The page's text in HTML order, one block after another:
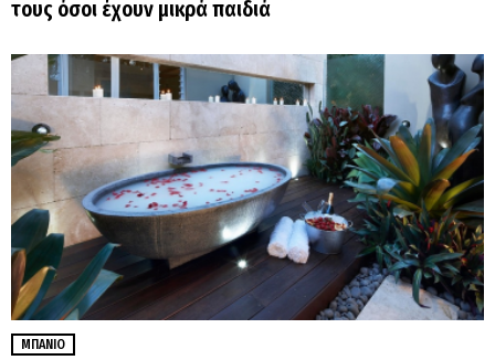
τους όσοι έχουν μικρά παιδιά
ΜΠΆΝΙΟ